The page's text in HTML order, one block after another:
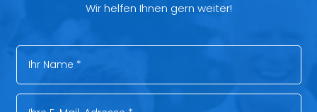
Wir helfen Ihnen gern weiter!